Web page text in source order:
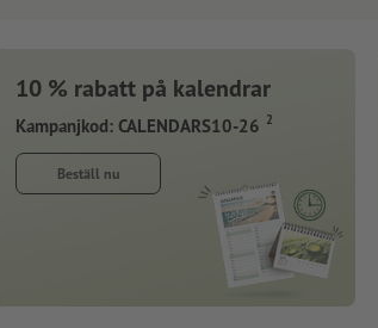
10 % rabatt på kalendrar
Kampanjkod: CALENDARS10-26 2
Beställ nu